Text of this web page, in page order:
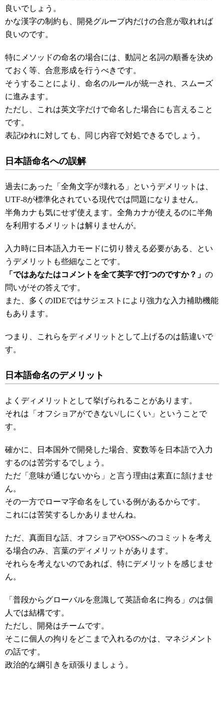
良いでしょう。
かな漢字の制約も、開発グループ内だけの合意が取れれば
良いのです。
特にメソッドの命名の場合には、動詞と名詞の順番を決め
ておく等、合意形成を行うべきです。
そうすることにより、命名のルールが統一され、スムーズ
に進みます。
ただし、これは英文字だけで命名した場合にも言えること
です。
表記ゆれに対しても、同じ内容で対処できるでしょう。
日本語命名への誤解
過去にあった「全角文字が壊れる」というデメリットは、
UTF-8が標準化されている現代では問題になりません。
半角カナも気にせず使えます。全角カナが使えるのに半角
を利用するメリットは解りませんが。
入力時に日本語入力モードに切り替える必要がある、とい
うデメリットも些細なことです。
「ではあなたはコメントを全て英字で打つのですか？」 の
問いがその答えです。
また、多くのIDEではサジェストにより強力な入力補助機能
もあります。
つまり、これらをディメリットとして上げるのは筋違いで
す。
日本語命名のデメリット
よくディメリットとして挙げられることがあります。
それは「オフショアができない/しにくい」ということで
す。
確かに、日本国外で開発した場合、変数等を日本語で入力
するのは苦労するでしょう。
ただ「意味が通じないから」と言う理由は素直に頷けませ
ん。
その一方でローマ字命名をしている例があるからです。
これには苦笑するしかありませんね。
ただ、真面目な話、オフショアやOSSへのコミットを考え
る場合のみ、言葉のディメリットがあります。
それらを考えないのであれば、特にデメリットを感じませ
ん。
「普段からグローバルを意識して英語命名に拘る」のは個
人では結構です。
ただし、開発はチームです。
そこに個人の拘りをどこまで入れるのかは、マネジメント
の話です。
政治的な綱引きを頑張りましょう。